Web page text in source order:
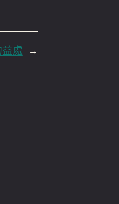
→
處